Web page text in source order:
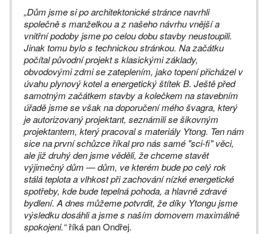
„Dům jsme si po architektonické stránce navrhli
společně s manželkou a z našeho návrhu vnější a
vnitřní podoby jsme po celou dobu stavby neustoupili.
Jinak tomu bylo s technickou stránkou. Na začátku
počítal původní projekt s klasickými základy,
obvodovými zdmi se zateplením, jako topení přicházel v
úvahu plynový kotel a energetický štítek B. Ještě před
samotným začátkem stavby a kolečkem na stavebním
úřadě jsme se však na doporučení mého švagra, který
je autorizovaný projektant, seznámili se šikovným
projektantem, který pracoval s materiály Ytong. Ten nám
sice na první schůzce říkal pro nás samé "sci-fi" věci,
ale již druhý den jsme věděli, že chceme stavět
výjimečný dům — dům, ve kterém bude po celý rok
stálá teplota a vlhkost při zachování nízké energetické
spotřeby, kde bude tepelná pohoda, a hlavně zdravé
bydlení. A dnes můžeme potvrdit, že díky Ytongu jsme
výsledku dosáhli a jsme s naším domovem maximálně
spokojeni.“říká pan Ondřej.